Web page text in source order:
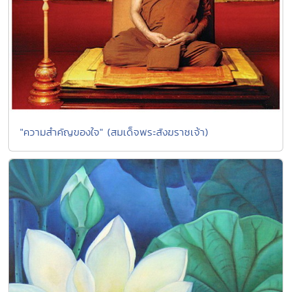
"ความสำคัญของใจ" (สมเด็จพระสังฆราชเจ้า)